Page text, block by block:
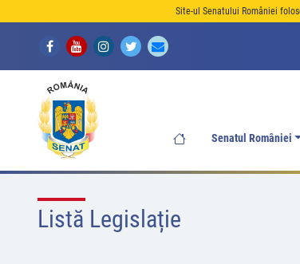
Site-ul Senatului României
Senatul României
Listă Legislație